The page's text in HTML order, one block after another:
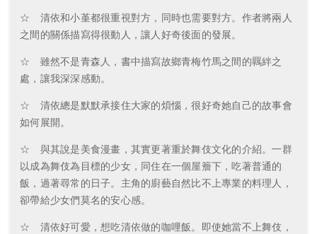
☆ 清依和小堇都很重視對方，同時也需要對方。作者將兩人
之間的關係描寫得很動人，讓人好奇後面的發展。
☆ 雖然不是青森人，書中描寫故鄉青梅竹馬之間的羈絆之
處，讓我深深感動。
☆ 清依總是默默承接住大家的煩惱，很好奇她自己的故事會
如何展開。
☆ 與其說是美食漫畫，其實更著重於舞伎文化的介紹。一群
以成為舞伎為目標的少女，同住在一個屋簷下，吃著普通的
飯，過著尋常的日子。主角的廚藝自然比不上專業的料理人，
卻帶給少女們莫名的安心感。
☆ 清依好可愛，想吃清依做的咖哩飯。即使她當不上舞伎，